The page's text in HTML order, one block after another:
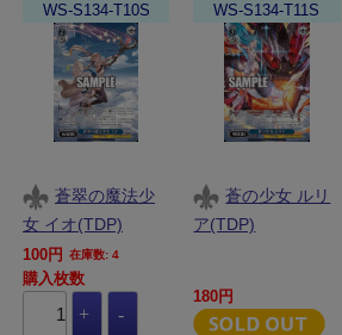
WS-S134-T10S
蒼翠の魔法少
女 イオ(TDP)
100円 在庫数: 4
購入枚数
WS-S134-T11S
蒼の少女 ルリ
ア(TDP)
180円